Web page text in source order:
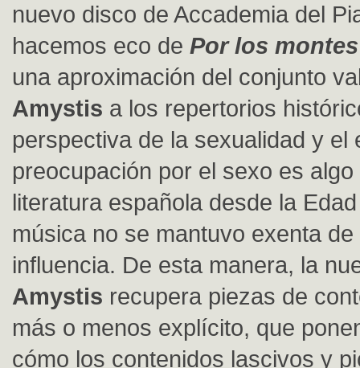
nuevo disco de Accademia del
hacemos eco de Por los
una aproximación del conjunto
Amystis a los repertorios
perspectiva de la sexualidad y el
preocupación por el sexo es
literatura española desde la
música no se mantuvo exenta de
influencia. De esta manera, la
Amystis recupera piezas de
más o menos explícito, que
cómo los contenidos lascivos y